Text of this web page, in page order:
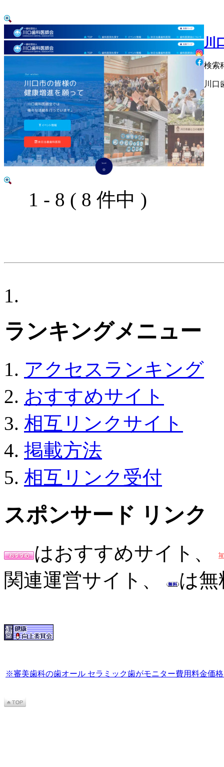
川
検索
川口
1 - 8 ( 8 件中 )
ランキングメニュー
アクセスランキング
おすすめサイト
相互リンクサイト
掲載方法
相互リンク受付
スポンサード リンク
はおすすめサイト、
関連運営サイト、
は
※審美歯科の歯オール セラミック歯がモニター費用料金価